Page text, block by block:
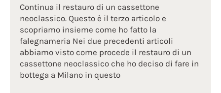
Continua il restauro di un cassettone
neoclassico. Questo è il terzo articolo e
scopriamo insieme come ho fatto la
falegnameria Nei due precedenti articoli
abbiamo visto come procede il restauro di un
cassettone neoclassico che ho deciso di fare in
bottega a Milano in questo